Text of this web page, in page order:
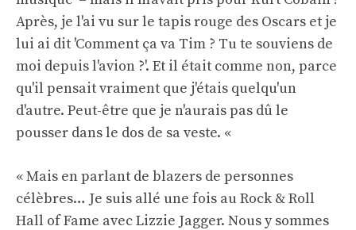
Après, je l'ai vu sur le tapis rouge des Oscars et je
lui ai dit 'Comment ça va Tim ? Tu te souviens de
moi depuis l'avion ?'. Et il était comme non, parce
qu'il pensait vraiment que j'étais quelqu'un
d'autre. Peut-être que je n'aurais pas dû le
pousser dans le dos de sa veste. «
« Mais en parlant de blazers de personnes
célèbres… Je suis allé une fois au Rock & Roll
Hall of Fame avec Lizzie Jagger. Nous y sommes